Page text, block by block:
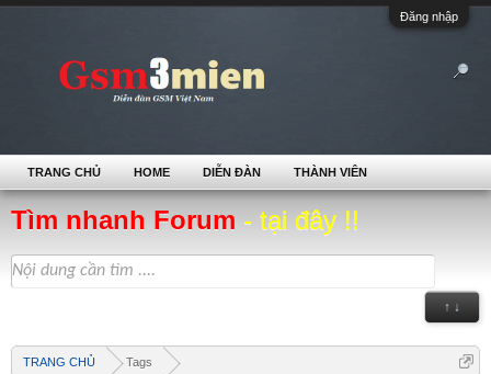
Đăng nhập
Tìm nhanh Forum - tại đây !!
↑ ↓
TRANG CHỦ Tags
TRANG CHỦ HOME DIỄN ĐÀN THÀNH VIÊN